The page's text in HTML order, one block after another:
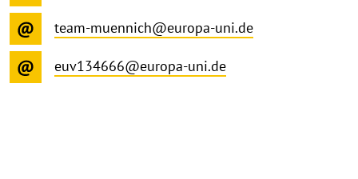
team-muennich@europa-uni.de
euv134666@europa-uni.de